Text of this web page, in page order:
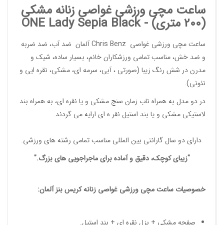
ساعت مچی ورزشی غواصی زنانه مشکی
(200 متری) - ONE LadySepia Black
ساعت مچی ورزشی غواصی Chris Benzآلمان ضد آب، ضد ضربه
و ضد خش، مناسب تمامی ورزشکاران خانم، بسیار ساده، شیک و
مدرن در شش رنگ زیبا (صورتی ، آبی، سرمه ای، مشکی، نقره ایی و
نئونی).
در دو مدل به همراه ناب زمان سنج مشکی و یا نقره ای، به همراه بند
لاستیکی مشکی و یا بند استیل نقر ه ای ارایه می گردند.
دارای دو سال گارانتی بین المللی مناسب تمامی رشته های ورزشی.
"زیبای کوچک، دقیق و آماده برای ماجراجویی های بزرگ."
خصوصیات ساعت مچی ورزشی غواصی زنانهکریس بنز آلمان:
صفحه مشکی + بزل نقره ای + بند استیل.